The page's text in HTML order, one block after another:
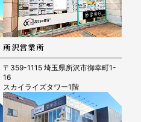
所沢営業所
〒359-1115 埼玉県所沢市御幸町1-
16
スカイライズタワー1階